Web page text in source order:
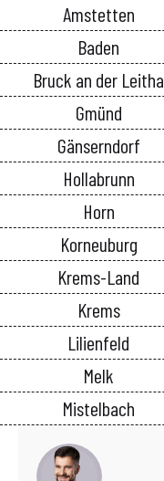
Amstetten
Baden
Bruck an der Leitha
Gmünd
Gänserndorf
Hollabrunn
Horn
Korneuburg
Krems-Land
Krems
Lilienfeld
Melk
Mistelbach